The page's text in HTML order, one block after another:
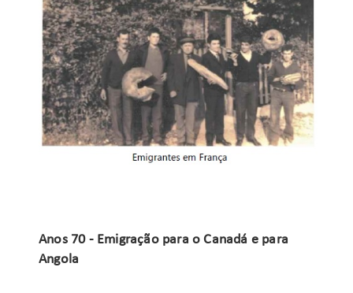
Anos 70 - Emigração para o Canadá e para
Angola